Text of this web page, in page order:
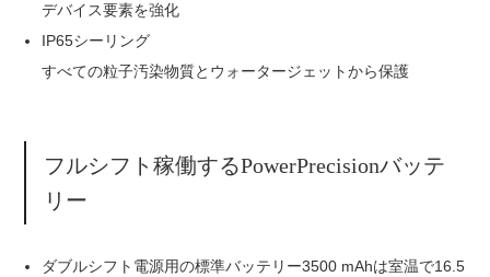
デバイス要素を強化
IP65シーリング
すべての粒子汚染物質とウォータージェットから保護
フルシフト稼働するPowerPrecisionバッテ
リー
ダブルシフト電源用の標準バッテリー3500 mAhは室温で16.5